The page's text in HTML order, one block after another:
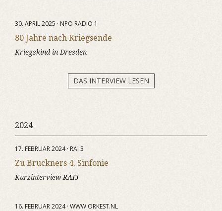
30. APRIL 2025 · NPO RADIO 1
80 Jahre nach Kriegsende
Kriegskind in Dresden
DAS INTERVIEW LESEN
2024
17. FEBRUAR 2024 · RAI 3
Zu Bruckners 4. Sinfonie
Kurzinterview RAI3
16. FEBRUAR 2024 · WWW.ORKEST.NL